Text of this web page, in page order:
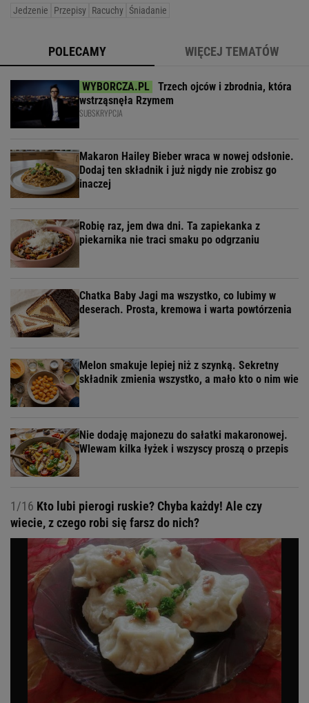
Które owoce najbardziej pasują ci do racuchów?
Truskawki
Jabłka
Borówki lub maliny
Katarzyna Świderek